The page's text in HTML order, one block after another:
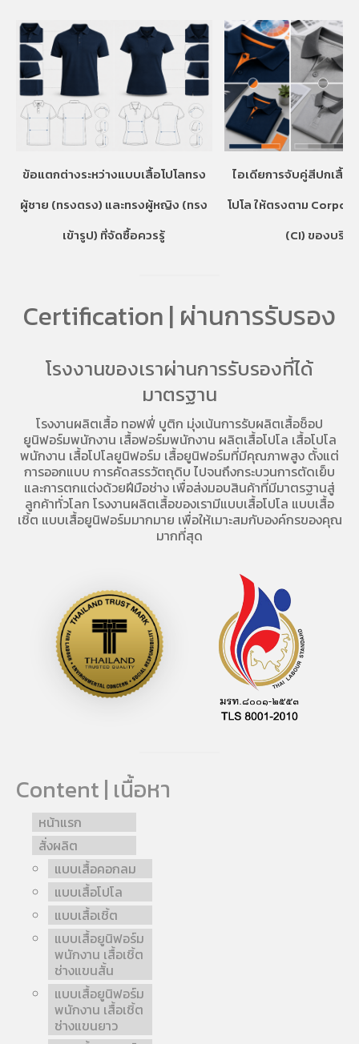
ข้อแตกต่างระหว่างแบบเสื้อโปโลทรง
ผู้ชาย (ทรงตรง) และทรงผู้หญิง (ทรง
เข้ารูป) ที่จัดซื้อควรรู้
ไอเดียการจับคู่สีปกเสื้อ
โปโล ให้ตรงตาม
(CI) ของบริษัท
Certification | ผ่านการรับรอง
โรงงานของเราผ่านการรับรองที่ได้
มาตรฐาน
โรงงานผลิตเสื้อ ทอฟฟี่ บูติก มุ่งเน้นการรับผลิตเสื้อช็อป
ยูนิฟอร์มพนักงาน เสื้อฟอร์มพนักงาน ผลิตเสื้อโปโล เสื้อโปโล
พนักงาน เสื้อโปโลยูนิฟอร์ม เสื้อยูนิฟอร์มที่มีคุณภาพสูง ตั้งแต่
การออกแบบ การคัดสรรวัตถุดิบ ไปจนถึงกระบวนการตัดเย็บ
และการตกแต่งด้วยฝีมือช่าง เพื่อส่งมอบสินค้าที่มีมาตรฐานสู่
ลูกค้าทั่วโลก โรงงานผลิตเสื้อของเรามีแบบเสื้อโปโล แบบเสื้อ
เชิ้ต แบบเสื้อยูนิฟอร์มมากมาย เพื่อให้เมาะสมกับองค์กรของคุณ
มากที่สุด
Content | เนื้อหา
หน้าแรก
สั่งผลิต
แบบเสื้อคอกลม
แบบเสื้อโปโล
แบบเสื้อเชิ้ต
แบบเสื้อยูนิฟอร์ม
พนักงาน เสื้อเชิ้ต
ช่างแขนสั้น
แบบเสื้อยูนิฟอร์ม
พนักงาน เสื้อเชิ้ต
ช่างแขนยาว